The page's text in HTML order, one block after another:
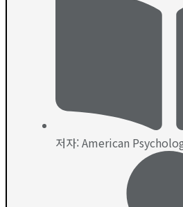
저자: American